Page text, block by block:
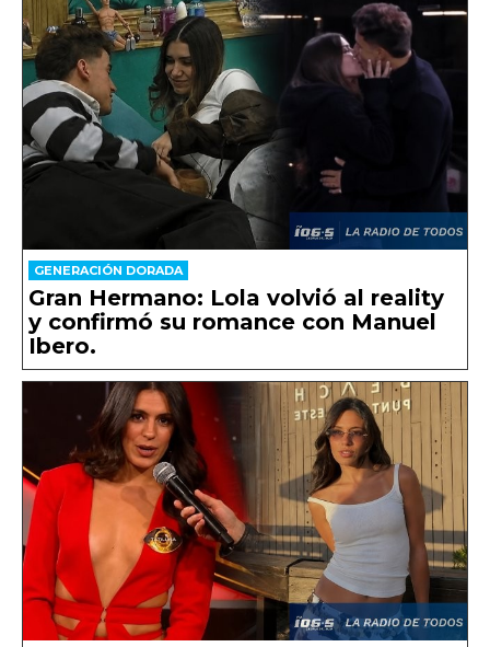
GENERACIÓN DORADA
Gran Hermano: Lola volvió al reality
y confirmó su romance con Manuel
Ibero.